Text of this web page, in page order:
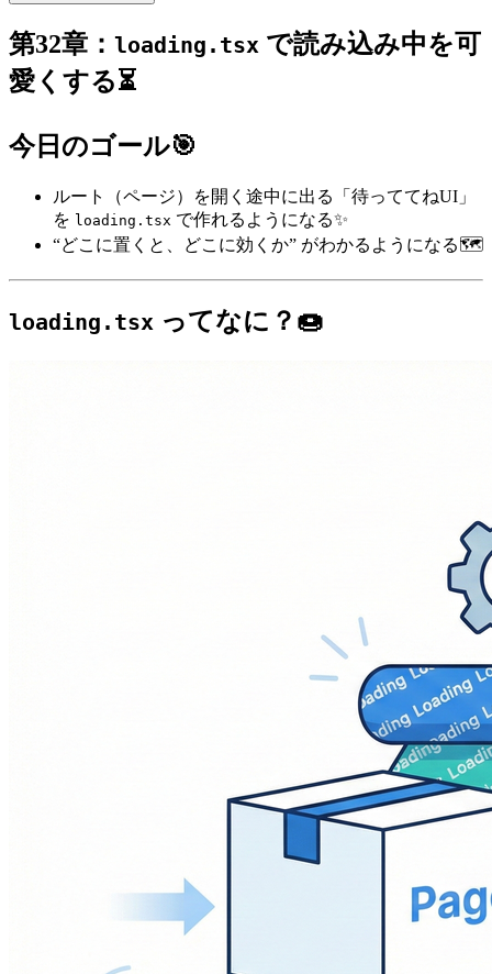
第32章： loading.tsx で読み込み中を可
愛くする⏳
今日のゴール🎯
ルート（ページ）を開く途中に出る「待っててねUI」
を loading.tsx で作れるようになる✨
“どこに置くと、どこに効くか” がわかるようになる🗺️
loading.tsx ってなに？🍩